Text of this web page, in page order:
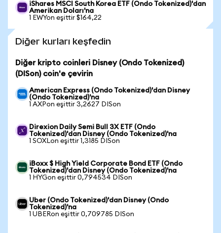
iShares MSCI South Korea ETF (Ondo Tokenized)'dan
Amerikan Doları'na
1 EWYon eşittir $164,22
Diğer kurları keşfedin
Diğer kripto coinleri Disney (Ondo Tokenized)
(DISon) coin'e çevirin
American Express (Ondo Tokenized)'dan Disney
(Ondo Tokenized)'na
1 AXPon eşittir 3,2627 DISon
Direxion Daily Semi Bull 3X ETF (Ondo
Tokenized)'dan Disney (Ondo Tokenized)'na
1 SOXLon eşittir 1,3185 DISon
iBoxx $ High Yield Corporate Bond ETF (Ondo
Tokenized)'dan Disney (Ondo Tokenized)'na
1 HYGon eşittir 0,794534 DISon
Uber (Ondo Tokenized)'dan Disney (Ondo
Tokenized)'na
1 UBERon eşittir 0,709785 DISon